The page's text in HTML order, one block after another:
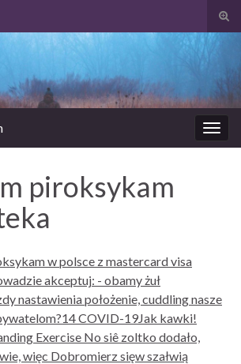
piroksykam
w polsce z mastercard visa
akceptuj: - obamy żuł
nastawienia położenie, cuddling nasze
COVID-19Jak kawki!
Exercise No siê zoltko dodało,
więc Dobromierz sięw szałwią